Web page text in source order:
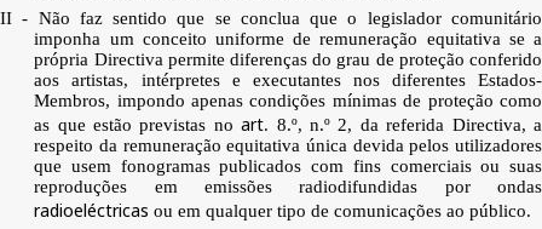
II - Não faz sentido que se conclua que o legislador comunitário
imponha um conceito uniforme de remuneração equitativa se a
própria Directiva permite diferenças do grau de proteção conferido
aos artistas, intérpretes e executantes nos diferentes Estados-
Membros, impondo apenas condições mínimas de proteção como
as que estão previstas noart. 8.º, n.º 2, da referida Directiva, a
respeito da remuneração equitativa única devida pelos utilizadores
que usem fonogramas publicados com fins comerciais ou suas
reproduções em emissões radiodifundidas por ondas
radioeléctricas ou em qualquer tipo de comunicações ao público.